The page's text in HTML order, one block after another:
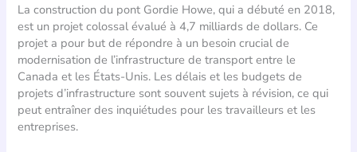
La construction du pont Gordie Howe, qui a débuté en 2018,
est un projet colossal évalué à 4,7 milliards de dollars. Ce
projet a pour but de répondre à un besoin crucial de
modernisation de l’infrastructure de transport entre le
Canada et les États-Unis. Les délais et les budgets de
projets d’infrastructure sont souvent sujets à révision, ce qui
peut entraîner des inquiétudes pour les travailleurs et les
entreprises.